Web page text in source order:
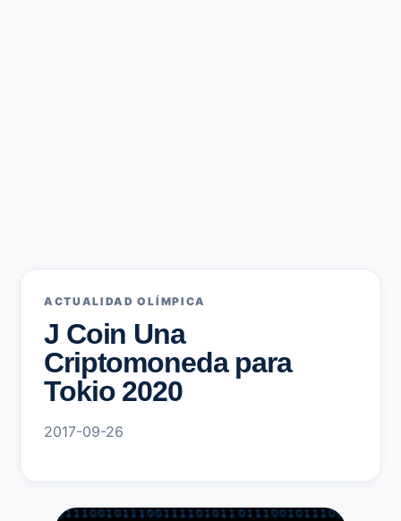
ACTUALIDAD OLÍMPICA
J Coin Una
Criptomoneda para
Tokio 2020
2017-09-26